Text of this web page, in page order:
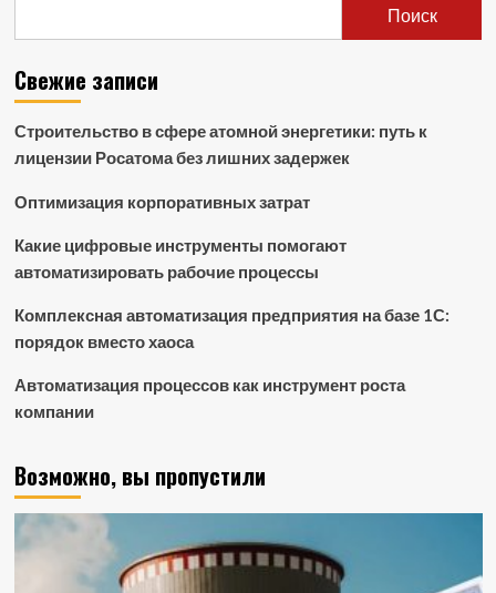
Поиск
Свежие записи
Строительство в сфере атомной энергетики: путь к
лицензии Росатома без лишних задержек
Оптимизация корпоративных затрат
Какие цифровые инструменты помогают
автоматизировать рабочие процессы
Комплексная автоматизация предприятия на базе 1С:
порядок вместо хаоса
Автоматизация процессов как инструмент роста
компании
Возможно, вы пропустили